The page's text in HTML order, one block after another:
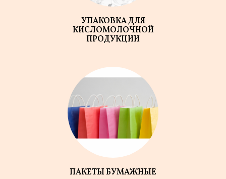
УПАКОВКА ДЛЯ
КИСЛОМОЛОЧНОЙ
ПРОДУКЦИИ
ПАКЕТЫ БУМАЖНЫЕ